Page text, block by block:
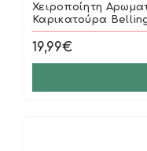
Χειροποίητη
Καρικατούρα
19,99€